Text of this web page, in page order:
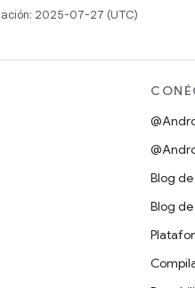
2025-07-27 (UTC)
Blog
Blog